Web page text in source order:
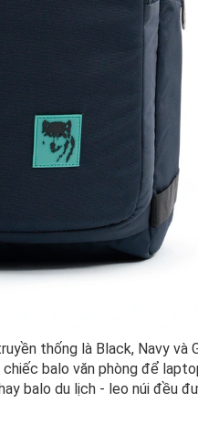
thống là Black, Navy và
balo văn phòng để
balo du lịch - leo núi đều